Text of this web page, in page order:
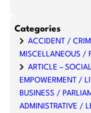
Categories
ACCIDENT /
MISCELLANEOUS /
ARTICLE –
EMPOWERMENT /
BUSINESS /
ADMINISTRATIVE /